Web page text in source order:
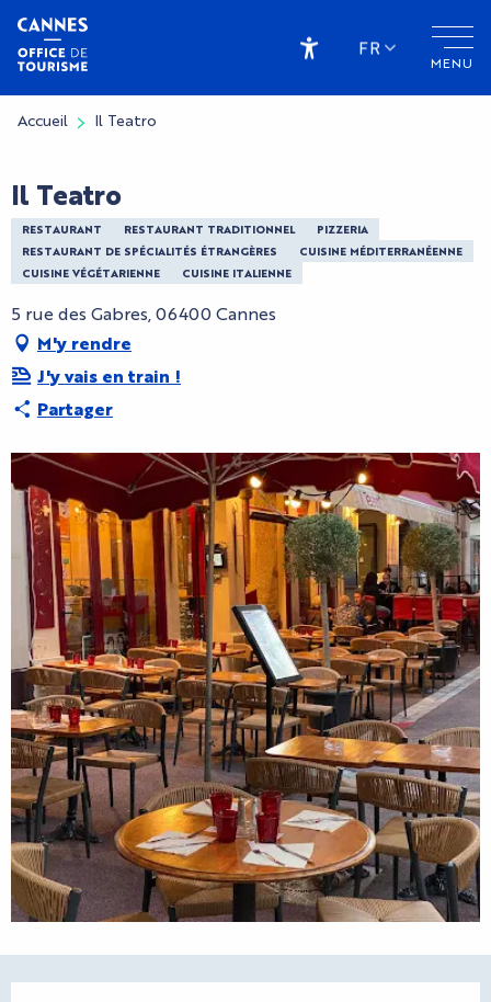
Aller
contenu
principal
MENU
Accessibilité
FR
Accueil Il Teatro
Il Teatro
RESTAURANT RESTAURANT TRADITIONNEL
PIZZERIA
RESTAURANT DE SPÉCIALITÉS ÉTRANGÈRES
CUISINE MÉDITERRANÉENNE
CUISINE VÉGÉTARIENNE
CUISINE ITALIENNE
5 rue des Gabres, 06400 Cannes
M'y rendre
J'y vais en train !
Partager